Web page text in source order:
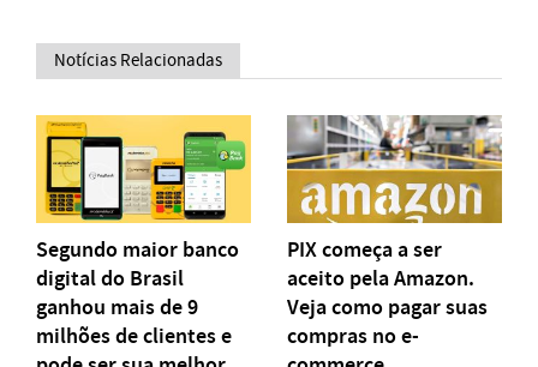
Notícias Relacionadas
Segundo maior banco
digital do Brasil
ganhou mais de 9
milhões de clientes e
PIX começa a ser
aceito pela Amazon.
Veja como pagar suas
compras no e-